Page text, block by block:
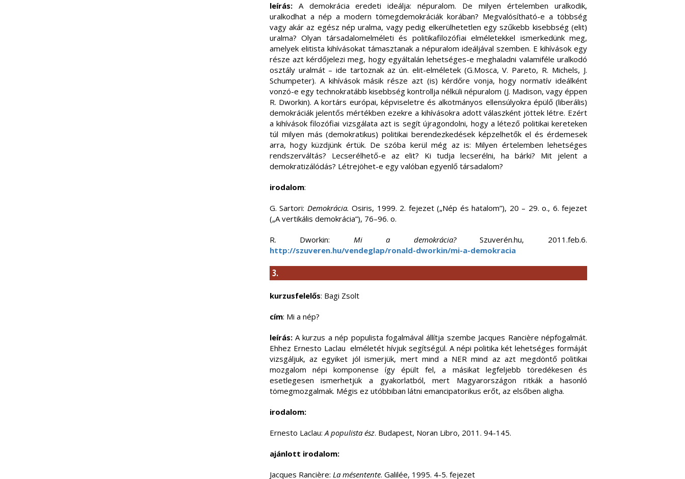
leírás:A demokrácia eredeti ideálja: népuralom. De milyen értelemben uralkodik,
uralkodhat a nép a modern tömegdemokráciák korában? Megvalósítható-e a többség
vagy akár az egész nép uralma, vagy pedig elkerülhetetlen egy szűkebb kisebbség (elit)
uralma? Olyan társadalomelméleti és politikafilozófiai elméletekkel ismerkedünk meg,
amelyek elitista kihívásokat támasztanak a népuralom ideáljával szemben. E kihívások egy
része azt kérdőjelezi meg, hogy egyáltalán lehetséges-e meghaladni valamiféle uralkodó
osztály uralmát – ide tartoznak az ún. elit-elméletek (G.Mosca, V. Pareto, R. Michels, J.
Schumpeter). A kihívások másik része azt (is) kérdőre vonja, hogy normatív ideálként
vonzó-e egy technokratább kisebbség kontrollja nélküli népuralom (J. Madison, vagy éppen
R. Dworkin). A kortárs európai, képviseletre és alkotmányos ellensúlyokra épülő (liberális)
demokráciák jelentős mértékben ezekre a kihívásokra adott válaszként jöttek létre. Ezért
a kihívások filozófiai vizsgálata azt is segít újragondolni, hogy a létező politikai kereteken
túl milyen más (demokratikus) politikai berendezkedések képzelhetők el és érdemesek
arra, hogy küzdjünk értük. De szóba kerül még az is: Milyen értelemben lehetséges
rendszerváltás? Lecserélhető-e az elit? Ki tudja lecserélni, ha bárki? Mit jelent a
demokratizálódás? Létrejöhet-e egy valóban egyenlő társadalom?
irodalom:
G. Sartori: Demokrácia.Osiris, 1999. 2. fejezet („Nép és hatalom”), 20 – 29. o., 6. fejezet
(„A vertikális demokrácia”), 76–96. o.
R. Dworkin: Mi a demokrácia?Szuverén.hu, 2011.feb.6.
http://szuveren.hu/vendeglap/ronald-dworkin/mi-a-demokracia
3.
kurzusfelelős: Bagi Zsolt
cím: Mi a nép?
leírás:A kurzus a nép populista fogalmával állítja szembe Jacques Rancière népfogalmát.
Ehhez Ernesto Laclau elméletét hívjuk segítségül. A népi politika két lehetséges formáját
vizsgáljuk, az egyiket jól ismerjük, mert mind a NER mind az azt megdöntő politikai
mozgalom népi komponense így épült fel, a másikat legfeljebb töredékesen és
esetlegesen ismerhetjük a gyakorlatból, mert Magyarországon ritkák a hasonló
tömegmozgalmak. Mégis ez utóbbiban látni emancipatorikus erőt, az elsőben aligha.
irodalom:
Ernesto Laclau:A populista ész. Budapest, Noran Libro, 2011. 94-145.
ajánlott irodalom:
Jacques Rancière: La mésentente. Galilée, 1995. 4-5. fejezet